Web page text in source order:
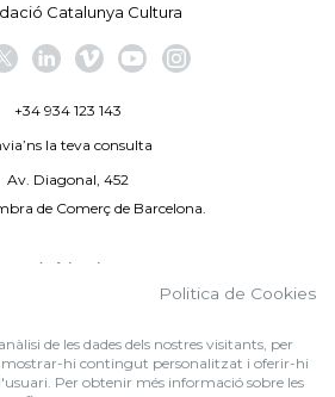
Catalunya Cultura
+34 934 123 143
la teva consulta
Av. Diagonal, 452
de Comerç de Barcelona.
Avís legal
By 100X100NET
Politica de Cookies
de les dades dels nostres visitants, per
mostrar-hi contingut personalitzat i oferir-hi
Per obtenir més informació sobre les